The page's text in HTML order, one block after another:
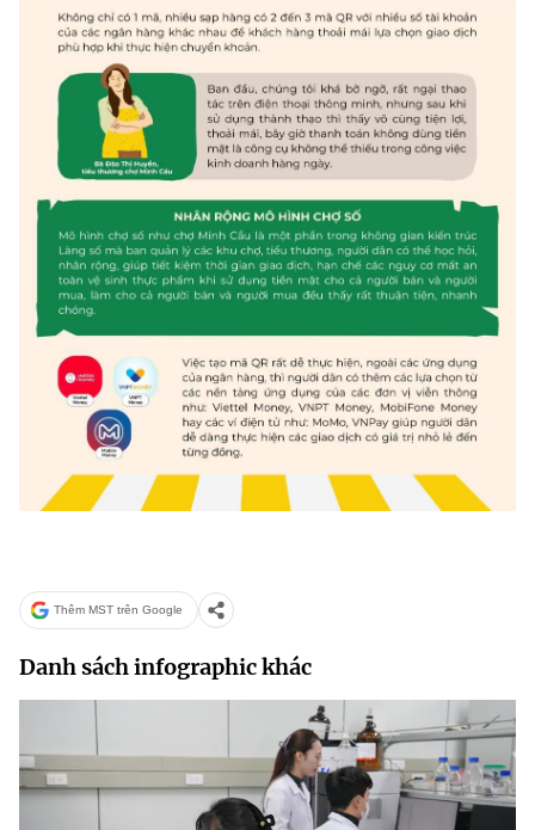
Thêm MST trên Google
Danh sách infographic khác